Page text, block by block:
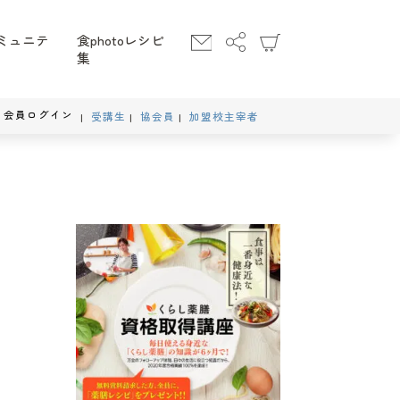
ュニテ
食photoレシピ
集
会員ログイン 受講生 協会員 加盟校主宰者